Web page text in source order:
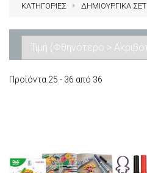
ΚΑΤΗΓΟΡΙΕΣ ΔΗΜΙΟΥΡΓΙΚΑ ΣΕΤ
Προϊόντα 25 - 36 από 36